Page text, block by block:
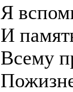
Я
И
Всему